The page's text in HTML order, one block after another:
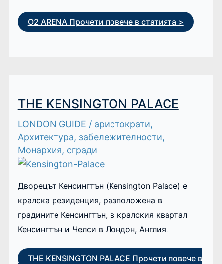
О2 ARENAПрочети повече в статията >
THE KENSINGTON PALACE
LONDON GUIDE / аристократи,
Архитектура, забележителности,
Монархия, сгради
Дворецът Кенсингтън (Kensington Palace) е
кралска резиденция, разположена в
градините Кенсингтън, в кралския квартал
Кенсингтън и Челси в Лондон, Англия.
THE KENSINGTON PALACE Прочети повече в